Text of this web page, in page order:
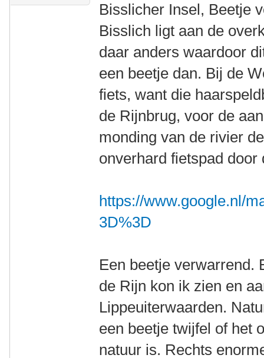
Bisslicher Insel, Beetje
Bisslich ligt aan de
daar anders waardoor
een beetje dan. Bij de
fiets, want die
de Rijnbrug, voor de
monding van de rivier
onverhard fietspad
https://www.google.nl/
3D%3D
Een beetje verwarrend.
de Rijn kon ik zien en
Lippeuiterwaarden.
een beetje twijfel of het
natuur is. Rechts